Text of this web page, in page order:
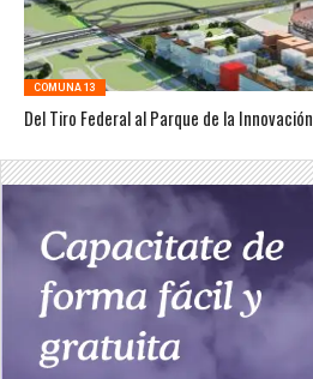
COMUNA 13
Del Tiro Federal al Parque de la Innovación